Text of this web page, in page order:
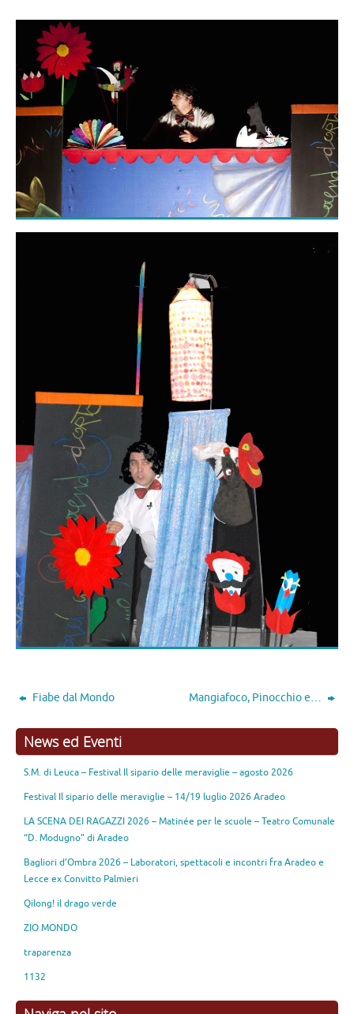
della tartaruga e la scimmia, quella dell’asino e il
pappagallo e le marachelle di un folletto salentino
e quelle di un giovane buontempone
inframmezzate da filastrocche musiche e canzoni
ispirate a Rodari…e tante altre storie. Si creano
delle composizioni tra l’attore e le figure che
comandate dalle mani, raccontano della fragilità
umana. Piccole storie per raccontare emozioni,
immagini rapide che possono ancora sorprenderci.
Fiabe dal Mondo
News ed Eventi
S.M. di Leuca – Festival Il sipario delle meraviglie – agosto 2026